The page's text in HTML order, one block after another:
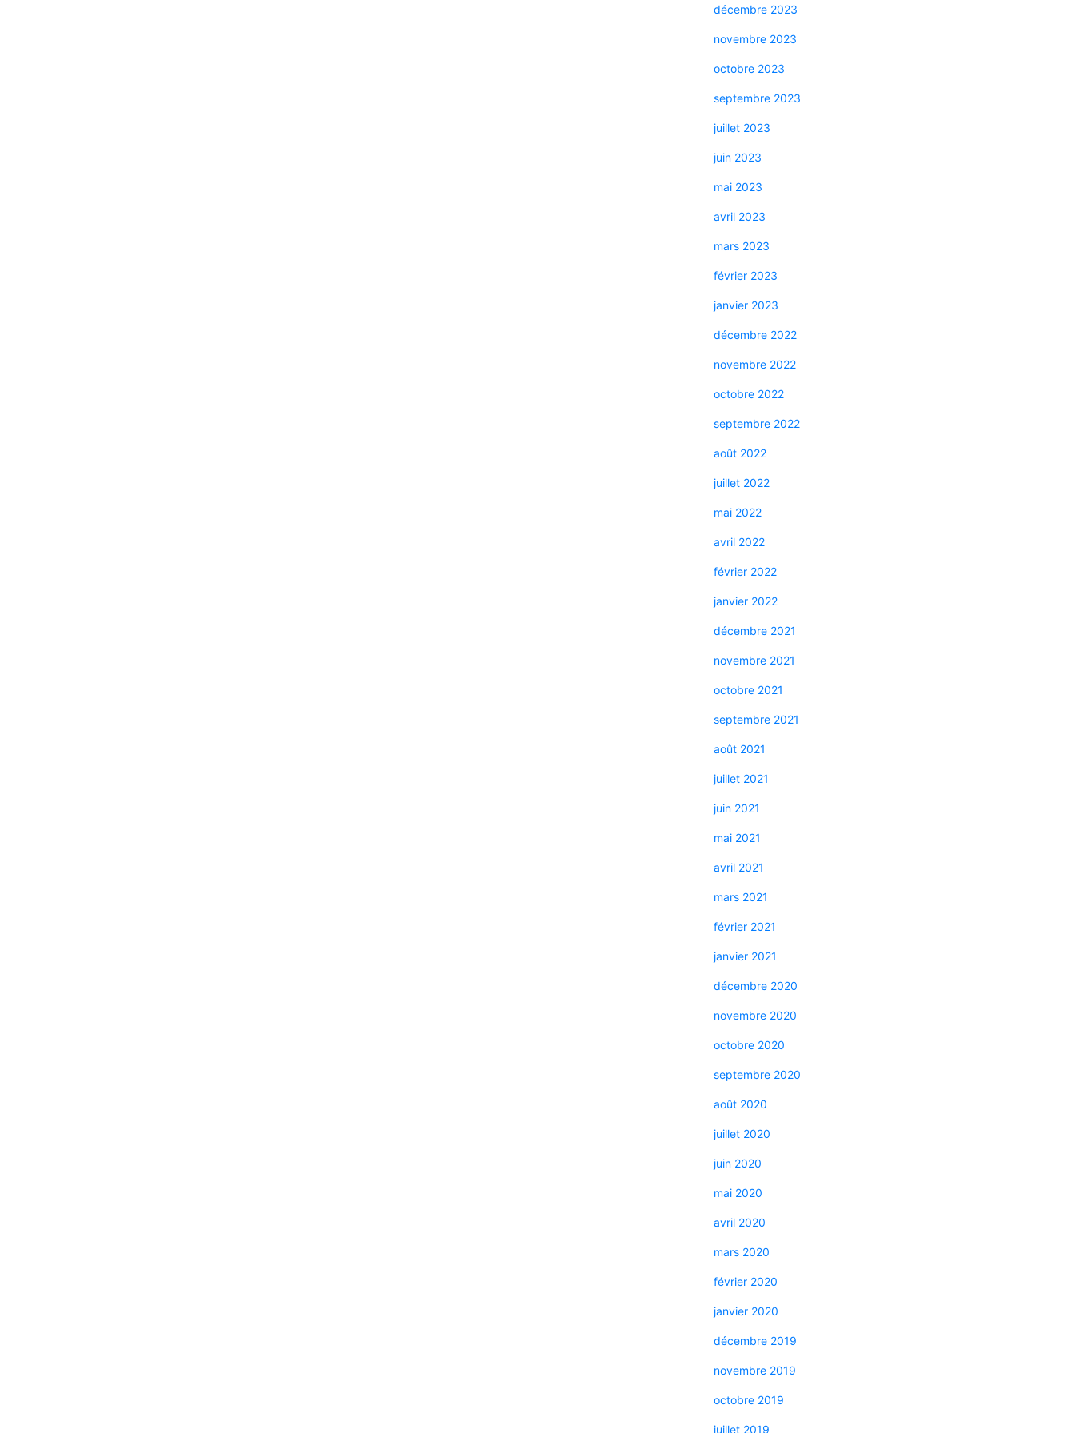
décembre 2023
novembre 2023
octobre 2023
septembre 2023
juillet 2023
juin 2023
mai 2023
avril 2023
mars 2023
février 2023
janvier 2023
décembre 2022
novembre 2022
octobre 2022
septembre 2022
août 2022
juillet 2022
mai 2022
avril 2022
février 2022
janvier 2022
décembre 2021
novembre 2021
octobre 2021
septembre 2021
août 2021
juillet 2021
juin 2021
mai 2021
avril 2021
mars 2021
février 2021
janvier 2021
décembre 2020
novembre 2020
octobre 2020
septembre 2020
août 2020
juillet 2020
juin 2020
mai 2020
avril 2020
mars 2020
février 2020
janvier 2020
décembre 2019
novembre 2019
octobre 2019
juillet 2019